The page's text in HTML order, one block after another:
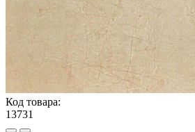
Код товара:
13731